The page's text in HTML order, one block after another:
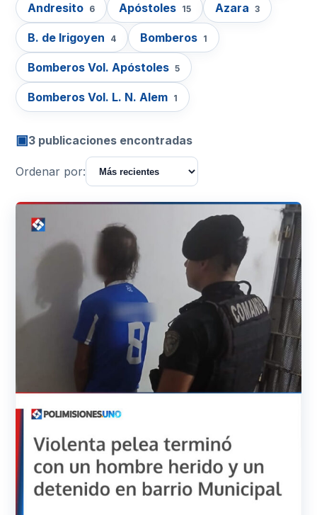
Andresito 6 Apóstoles 15 Azara 3
B. de Irigoyen 4 Bomberos 1
Bomberos Vol. Apóstoles 5
Bomberos Vol. L. N. Alem 1
▣3 publicaciones encontradas
Ordenar por: